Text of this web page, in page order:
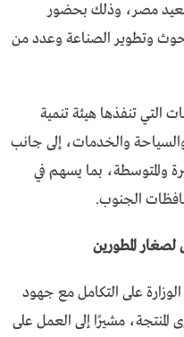
مصر، وذلك بحضور
وتطوير الصناعة وعدد من
التي تنفذها هيئة تنمية
والخدمات، إلى جانب
والمتوسطة، بما يسهم في
الجنوب.
المطورين
على التكامل مع جهود
المنتجة، مشيرًا إلى العمل على